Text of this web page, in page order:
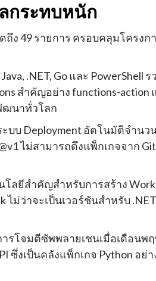
ลกระทบหนัก
ง 49 รายการ ครอบคลุมโครง
.NET, Go และ PowerShell
สำคัญอย่าง functions-action
ฒนาทั่วโลก
บบ Deployment อัตโนมัติจำนว
ไม่สามารถดึงแพ็กเกจจาก
โลยีสำคัญสำหรับการสร้าง
ม่ว่าจะเป็นเวอร์ชันสำหรับ .NET,
ารโจมตีซัพพลายเชนเมื่อเดือนพ
ซึ่งเป็นคลังแพ็กเกจ Python อย่า